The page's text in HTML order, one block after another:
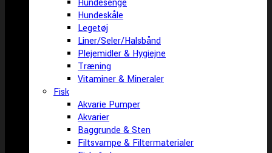
Hundesenge
Hundeskåle
Legetøj
Liner/Seler/Halsbånd
Plejemidler & Hygiejne
Træning
Vitaminer & Mineraler
Fisk
Akvarie Pumper
Akvarier
Baggrunde & Sten
Filtsvampe & Filtermaterialer